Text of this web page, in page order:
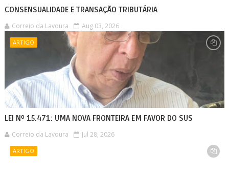
CONSENSUALIDADE E TRANSAÇÃO TRIBUTÁRIA
Correio da Lavoura Aug 03, 2026
ARTIGO
LEI Nº 15.471: UMA NOVA FRONTEIRA EM FAVOR DO SUS
Correio da Lavoura Jul 28, 2026
ARTIGO